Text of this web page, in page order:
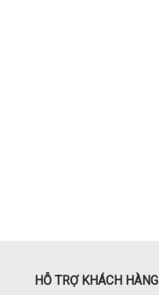
HỖ TRỢ KHÁCH HÀNG